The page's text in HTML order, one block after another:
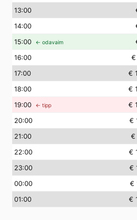
13:00
14:00
15:00 ← odavaim
16:00 €
17:00 €
18:00 €
19:00 ← tipp €
20:00 €
21:00 €
22:00 €
23:00 €
00:00 €
01:00 €